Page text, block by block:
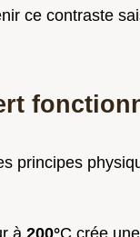
ce contraste
principes